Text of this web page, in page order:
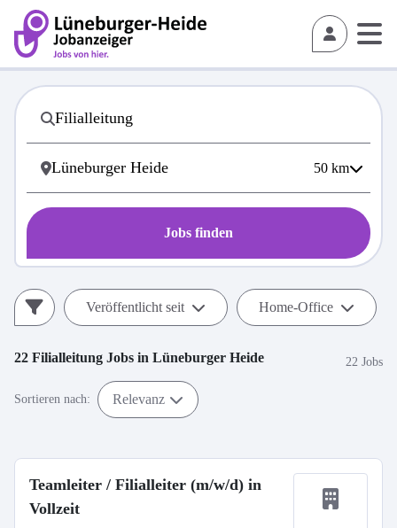
50 km
Jobs finden
Veröffentlicht seit Home-Office
22 Filialleitung Jobs in Lüneburger Heide 22 Jobs
Sortieren nach: Relevanz
Teamleiter / Filialleiter (m/w/d) in
Vollzeit